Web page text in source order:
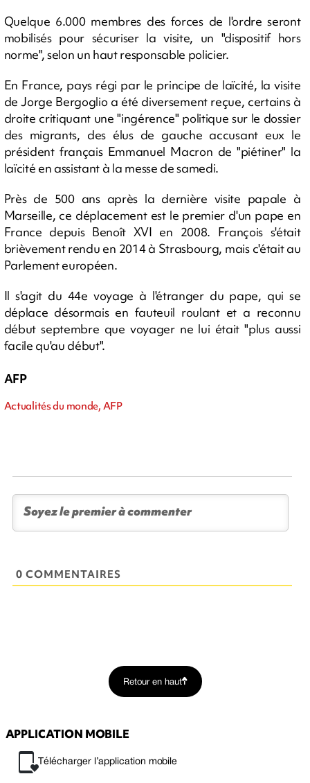
Quelque 6.000 membres des forces de l'ordre seront
mobilisés pour sécuriser la visite, un "dispositif hors
norme", selon un haut responsable policier.
En France, pays régi par le principe de laïcité, la visite
de Jorge Bergoglio a été diversement reçue, certains à
droite critiquant une "ingérence" politique sur le dossier
des migrants, des élus de gauche accusant eux le
président français Emmanuel Macron de "piétiner" la
laïcité en assistant à la messe de samedi.
Près de 500 ans après la dernière visite papale à
Marseille, ce déplacement est le premier d'un pape en
France depuis Benoît XVI en 2008. François s'était
brièvement rendu en 2014 à Strasbourg, mais c'était au
Parlement européen.
Il s'agit du 44e voyage à l'étranger du pape, qui se
déplace désormais en fauteuil roulant et a reconnu
début septembre que voyager ne lui était "plus aussi
facile qu'au début".
AFP
Actualités du monde, AFP
0 COMMENTAIRES
Retour en haut
APPLICATION MOBILE
Télécharger l’application mobile